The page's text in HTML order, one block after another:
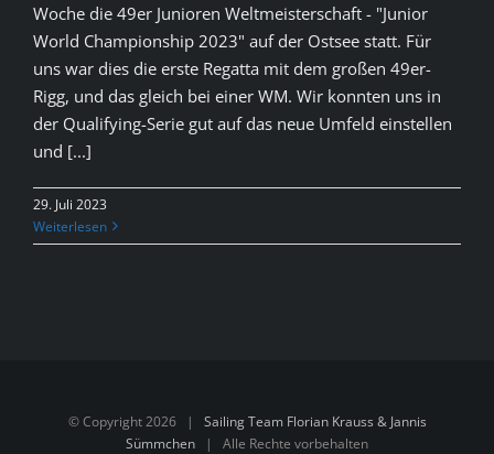
Woche die 49er Junioren Weltmeisterschaft - "Junior
World Championship 2023" auf der Ostsee statt. Für
uns war dies die erste Regatta mit dem großen 49er-
Rigg, und das gleich bei einer WM. Wir konnten uns in
der Qualifying-Serie gut auf das neue Umfeld einstellen
und [...]
29. Juli 2023
Weiterlesen
© Copyright2026 | Sailing Team Florian Krauss & Jannis
Sümmchen | Alle Rechte vorbehalten